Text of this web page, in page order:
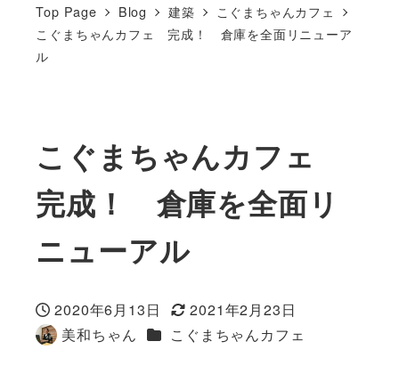
Top Page Blog 建築
こぐまちゃんカフェ
こぐまちゃんカフェ 完成！ 倉庫を全面リニューア
ル
こぐまちゃんカフェ
完成！ 倉庫を全面リ
ニューアル
投稿日
2020年6月13日
更新日
2021年2月23日
著
美和ちゃん カテゴリー
こぐまちゃんカフェ